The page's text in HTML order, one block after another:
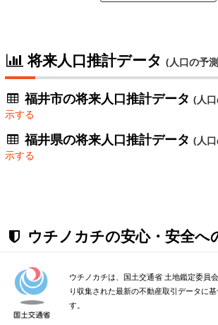
将来人口推計データ (人口の予
福井市の将来人口推計データ(人
示する
福井県の将来人口推計データ(人
示する
ウチノカチの安心・安全へ
ウチノカチは、国土交通省 土地鑑定委員
り収集された最新の不動産取引データに
す。